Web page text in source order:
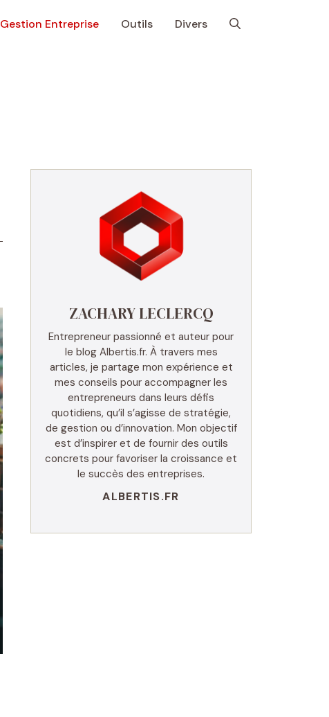
Gestion Entreprise Outils Divers
ZACHARY LECLERCQ
Entrepreneur passionné et auteur pour
le blog Albertis.fr. À travers mes
articles, je partage mon expérience et
mes conseils pour accompagner les
entrepreneurs dans leurs défis
quotidiens, qu’il s’agisse de stratégie,
de gestion ou d’innovation. Mon objectif
est d’inspirer et de fournir des outils
concrets pour favoriser la croissance et
le succès des entreprises.
ALBERTIS.FR